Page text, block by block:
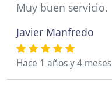
Muy buen servicio.
Javier Manfredo
Hace 1 años y 4 meses